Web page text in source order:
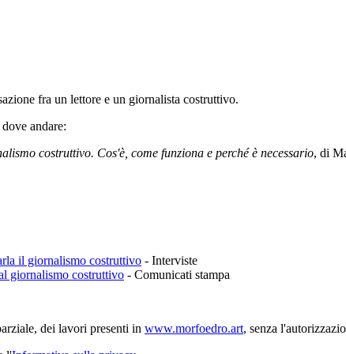
fra un lettore e un giornalista costruttivo.
andare:
costruttivo. Cos'è, come funziona e perché è necessario, di
il giornalismo costruttivo - Interviste
giornalismo costruttivo - Comunicati stampa
dei lavori presenti in www.morfoedro.art, senza